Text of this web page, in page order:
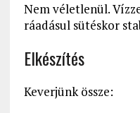
Nem véletlenül.
ráadásul sütéskor
Elkészítés
Keverjünk össze: